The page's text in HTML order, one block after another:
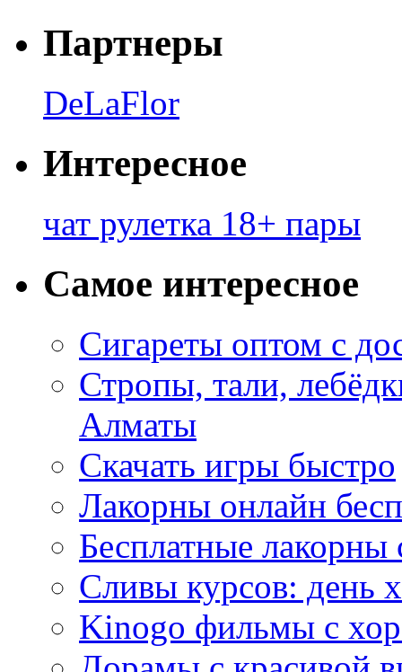
Партнеры
DeLaFlor
Интересное
чат рулетка 18+ пары
Самое интересное
Сигареты оптом с
Стропы, тали,
Алматы
Скачать игры быстро
Лакорны онлайн
Бесплатные лакорны
Сливы курсов: день
Kinogo фильмы с